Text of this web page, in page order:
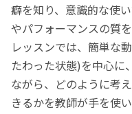
癖を知り、意識的な使
やパフォーマンスの質
レッスンでは、簡単な
たわった状態)を中心に
ながら、どのように考
きるかを教師が手を使